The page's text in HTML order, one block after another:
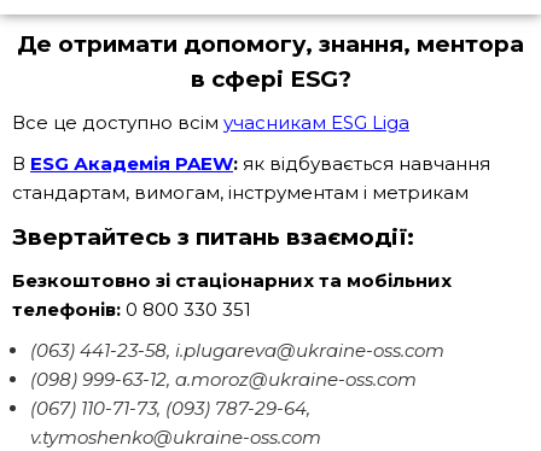
Де отримати допомогу, знання, ментора
в сфері ESG?
Все це доступно всім учасникам ESG Liga
В ESG Академія PAEW: як відбувається навчання
стандартам, вимогам, інструментам і метрикам
Звертайтесь з питань взаємодії:
Безкоштовно зі стаціонарних та мобільних
телефонів: 0 800 330 351
(063) 441-23-58, i.plugareva@ukraine-oss.com
(098) 999-63-12, a.moroz@ukraine-oss.com
(067) 110-71-73, (093) 787-29-64,
v.tymoshenko@ukraine-oss.com